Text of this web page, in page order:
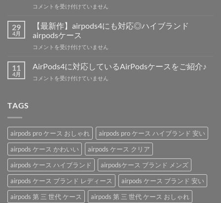
売
格、
機
の
カ
（リ
ン
付
で
利
な
「AirPods
ケ
ー
ス」。
は
コメントを受け付けていません
29
4月
【最新作】airpods4にも対応◎ハイブランド
airpodsケース
【最
作】
に
ブ
ラ
ン
ド
airpods
ケ
ー
ス
コメントを受け付けていません
11
4月
AirPods4に対応しているAirPodsケースをご紹介♪
AirPods4
い
る
AirPods
ケ
ー
ス
を
ご
紹
コメントを受け付けていません
TAGS
airpods pro ケース おしゃれ
airpods pro ケース ハイブランド 安い
airpods ケース かわいい
airpods ケース クリア
airpods ケース ハイブランド
airpodsケース ブランド メンズ
airpods ケース ブランド レディース
airpods ケース ブランド 安い
airpods 第 三 世代 ケース
airpods 第 三 世代 ケース おしゃれ